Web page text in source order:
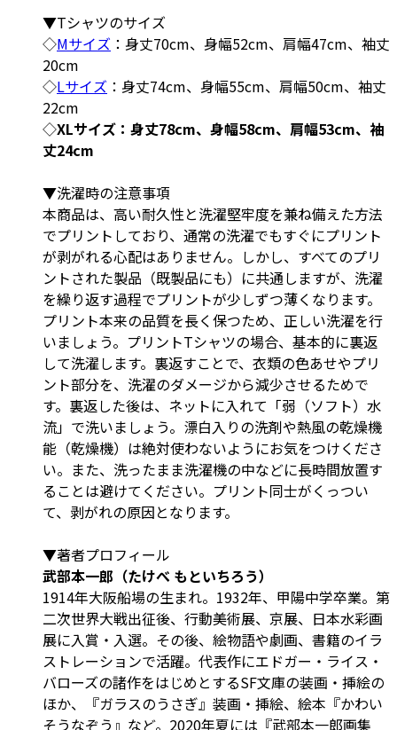
▼Tシャツのサイズ
◇Mサイズ ：身丈70cm、身幅52cm、肩幅47cm、袖丈
20cm
◇Lサイズ ：身丈74cm、身幅55cm、肩幅50cm、袖丈
22cm
◇XLサイズ：身丈78cm、身幅58cm、肩幅53cm、袖
丈24cm
▼洗濯時の注意事項
本商品は、高い耐久性と洗濯堅牢度を兼ね備えた方法
でプリントしており、通常の洗濯でもすぐにプリント
が剥がれる心配はありません。しかし、すべてのプリ
ントされた製品（既製品にも）に共通しますが、洗濯
を繰り返す過程でプリントが少しずつ薄くなります。
プリント本来の品質を長く保つため、正しい洗濯を行
いましょう。プリントTシャツの場合、基本的に裏返
して洗濯します。裏返すことで、衣類の色あせやプリ
ント部分を、洗濯のダメージから減少させるためで
す。裏返した後は、ネットに入れて「弱（ソフト）水
流」で洗いましょう。漂白入りの洗剤や熱風の乾燥機
能（乾燥機）は絶対使わないようにお気をつけくださ
い。また、洗ったまま洗濯機の中などに長時間放置す
ることは避けてください。プリント同士がくっつい
て、剥がれの原因となります。
▼著者プロフィール
武部本一郎（たけべ もといちろう）
1914年大阪船場の生まれ。1932年、甲陽中学卒業。第
二次世界大戦出征後、行動美術展、京展、日本水彩画
展に入賞・入選。その後、絵物語や劇画、書籍のイラ
ストレーションで活躍。代表作にエドガー・ライス・
バローズの諸作をはじめとするSF文庫の装画・挿絵の
ほか、『ガラスのうさぎ』装画・挿絵、絵本『かわい
そうなぞう』など。2020年夏には『武部本一郎画集